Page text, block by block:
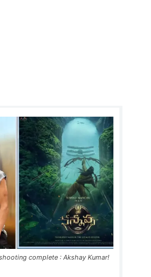
complete : Akshay Kumar!